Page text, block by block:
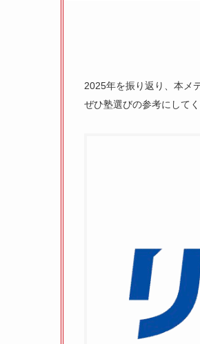
2025年を振り返り、本メ
ぜひ塾選びの参考にしてく